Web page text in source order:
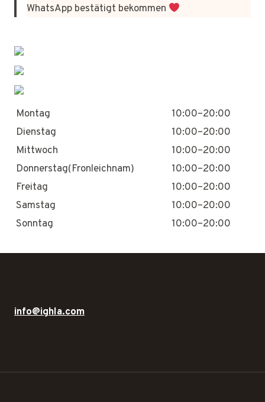
WhatsApp bestätigt bekommen
Montag
10:00–20:00
Dienstag
10:00–20:00
Mittwoch
10:00–20:00
Donnerstag(Fronleichnam)
10:00–20:00
Freitag
10:00–20:00
Samstag
10:00–20:00
Sonntag
10:00–20:00
info@ighla.com